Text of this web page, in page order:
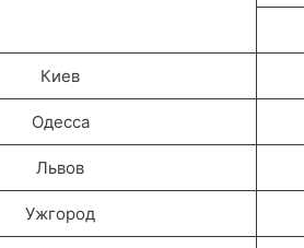
Киев
Одесса
Львов
Ужгород